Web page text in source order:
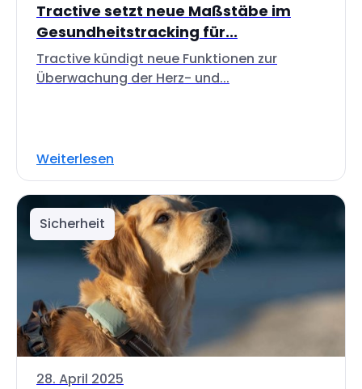
Tractive setzt neue Maßstäbe im
Gesundheitstracking für...
Tractive kündigt neue Funktionen zur
Überwachung der Herz- und...
Weiterlesen
Sicherheit
28. April 2025